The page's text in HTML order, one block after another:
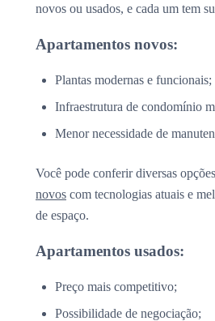
novos ou usados, e cada um tem
Apartamentos novos:
Plantas modernas e funcionais;
Infraestrutura de condomínio
Menor necessidade de
Você pode conferir diversas
novos com tecnologias atuais e
de espaço.
Apartamentos usados:
Preço mais competitivo;
Possibilidade de negociação;